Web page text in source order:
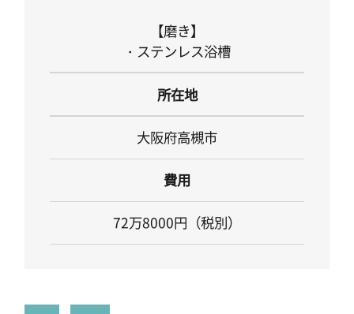
【磨き】
・ステンレス浴槽
所在地
大阪府高槻市
費用
72万8000円（税別）